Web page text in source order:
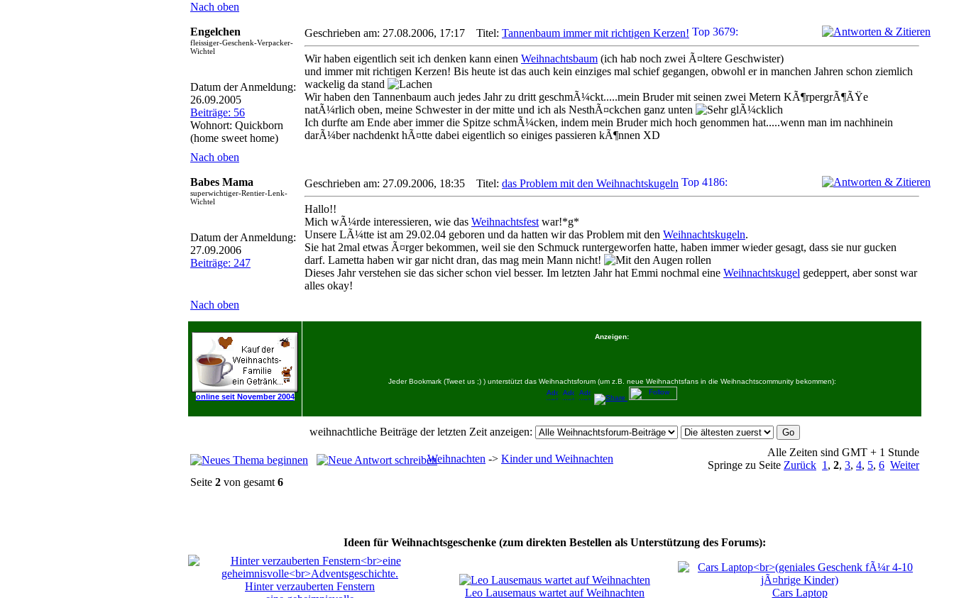
Nach oben
Engelchen
fleissiger-Geschenk-Verpacker-
Wichtel
Datum der Anmeldung:
26.09.2005
Beiträge: 56
Wohnort: Quickborn
(home sweet home)
Geschrieben am: 27.08.2006, 17:17 Titel: Tannenbaum immer mit richtigen Kerzen!
Wir haben eigentlich seit ich denken kann einen Weihnachtsbaum (ich hab noch zwei Ã¤ltere Geschwister)
und immer mit richtigen Kerzen! Bis heute ist das auch kein einziges mal schief gegangen, obwohl er in manchen Jahren schon ziemlich
wackelig da stand
Wir haben den Tannenbaum auch jedes Jahr zu dritt geschmÃ¼ckt.....mein Bruder mit seinen zwei Metern KÃ¶rpergrÃ¶ÃŸe
natÃ¼rlich oben, meine Schwester in der mitte und ich als NesthÃ¤ckchen ganz unten
Ich durfte am Ende aber immer die Spitze schmÃ¼cken, indem mein Bruder mich hoch genommen hat.....wenn man im nachhinein
darÃ¼ber nachdenkt hÃ¤tte dabei eigentlich so einiges passieren kÃ¶nnen XD
Nach oben
Babes Mama
superwichtiger-Rentier-Lenk-
Wichtel
Datum der Anmeldung:
27.09.2006
Beiträge: 247
Geschrieben am: 27.09.2006, 18:35 Titel: das Problem mit den Weihnachtskugeln
Hallo!!
Mich wÃ¼rde interessieren, wie das Weihnachtsfest war!*g*
Unsere LÃ¼tte ist am 29.02.04 geboren und da hatten wir das Problem mit den Weihnachtskugeln.
Sie hat 2mal etwas Ã¤rger bekommen, weil sie den Schmuck runtergeworfen hatte, haben immer wieder gesagt, dass sie nur gucken
darf. Lametta haben wir gar nicht dran, das mag mein Mann nicht!
Dieses Jahr verstehen sie das sicher schon viel besser. Im letzten Jahr hat Emmi nochmal eine Weihnachtskugel gedeppert, aber sonst war
alles okay!
Nach oben
online seit November 2004
Anzeigen:
Jeder Bookmark (Tweet us ;) ) unterstützt das Weihnachtsforum (um z.B. neue Weihnachtsfans in die Weihnachtscommunity bekommen):
weihnachtliche Beiträge der letzten Zeit anzeigen:
Weihnachten -> Kinder und Weihnachten
Alle Zeiten sind GMT + 1 Stunde
Springe zu Seite Zurück 1 , 2, 3, 4, 5, 6 Weiter
Seite 2 von gesamt 6
Ideen für Weihnachtsgeschenke (zum direkten Bestellen als Unterstützung des Forums):
Hinter verzauberten Fenstern
Leo Lausemaus wartet auf Weihnachten Cars Laptop